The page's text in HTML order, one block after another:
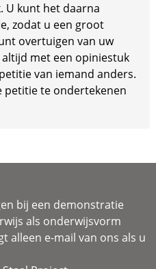
U kunt het daarna
zodat u een groot
overtuigen van uw
met een opiniestuk
van iemand anders.
petitie te ondertekenen
bij een demonstratie
als onderwijsvorm
alleen e-mail van ons als u